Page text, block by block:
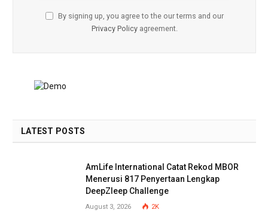
By signing up, you agree to the our terms and our
Privacy Policyagreement.
LATEST POSTS
AmLife International Catat Rekod MBOR
Menerusi 817 Penyertaan Lengkap
DeepZleep Challenge
August 3, 2026 2K